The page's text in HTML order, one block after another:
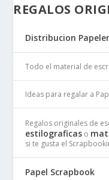
REGALOS
Distribucion
Todo el material de
Ideas para regalar a
Regalos originales de
estilograficas o
si te gusta el
Papel Scrapbook